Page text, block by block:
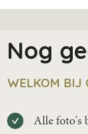
Nog
WELKOM BIJ
Alle foto's